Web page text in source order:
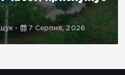
7 Серпня, 2026